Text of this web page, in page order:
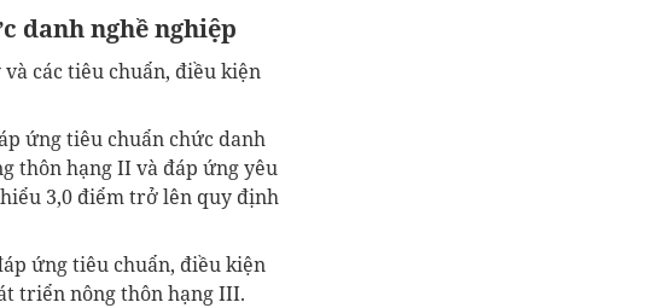
danh nghề nghiệp
các tiêu chuẩn, điều kiện
ứng tiêu chuẩn chức danh
thôn hạng II và đáp ứng yêu
3,0 điểm trở lên quy định
ứng tiêu chuẩn, điều kiện
triển nông thôn hạng III.